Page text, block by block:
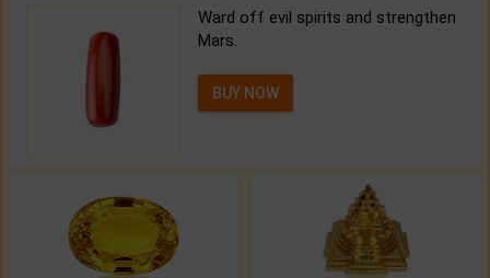
Ward off evil spirits and strengthen
Mars.
BUY NOW